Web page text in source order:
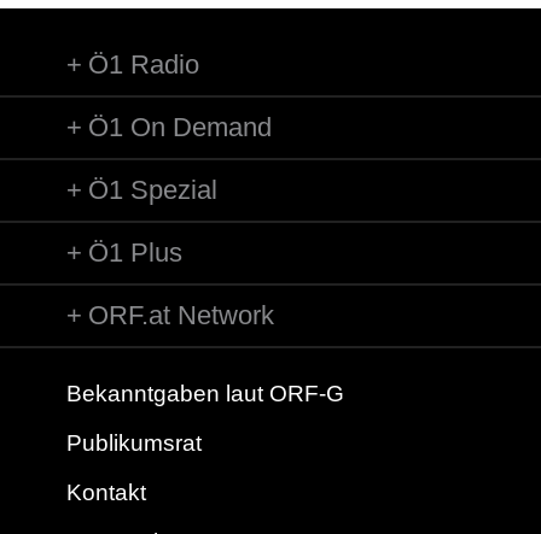
Ö1 Radio
Ö1 On Demand
Ö1 Spezial
Ö1 Plus
ORF.at Network
Bekanntgaben laut ORF-G
Publikumsrat
Kontakt